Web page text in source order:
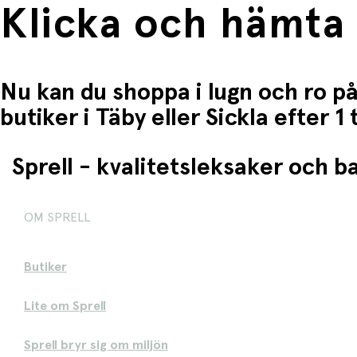
Klicka och hämta
Nu kan du shoppa i lugn och ro
butiker i Täby eller Sickla efter
Sprell - kvalitetsleksaker och
OM SPRELL
Butiker
Lite om Sprell
Sprell bryr sig om miljön